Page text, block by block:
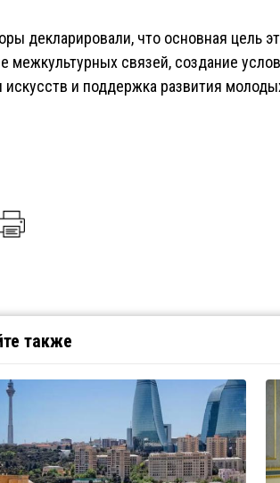
декларировали, что основная цель
межкультурных связей, создание
искусств и поддержка развития
также